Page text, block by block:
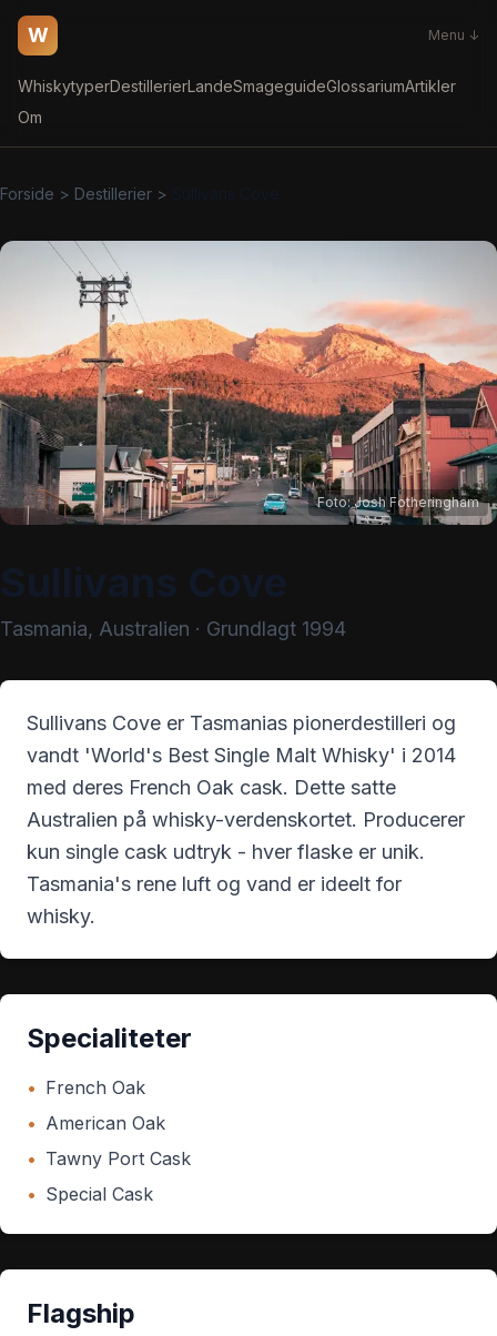
W Menu ↓
WhiskytyperDestillerierLandeSmageguideGlossariumArtikler
Om
Forside > Destillerier >
Foto:Josh Fotheringham
Tasmania, Australien · Grundlagt 1994
Sullivans Cove er Tasmanias pionerdestilleri og
vandt 'World's Best Single Malt Whisky' i 2014
med deres French Oak cask. Dette satte
Australien på whisky-verdenskortet. Producerer
kun single cask udtryk - hver flaske er unik.
Tasmania's rene luft og vand er ideelt for
whisky.
Specialiteter
• French Oak
• American Oak
• Tawny Port Cask
• Special Cask
Flagship